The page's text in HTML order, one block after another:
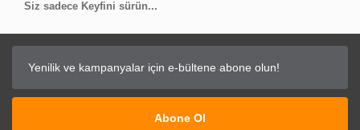
Siz sadece Keyfini sürün...
Abone Ol